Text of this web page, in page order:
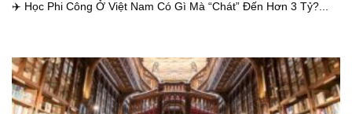
✈️ Học Phi Công Ở Việt Nam Có Gì Mà “Chát” Đến Hơn 3 Tỷ?...